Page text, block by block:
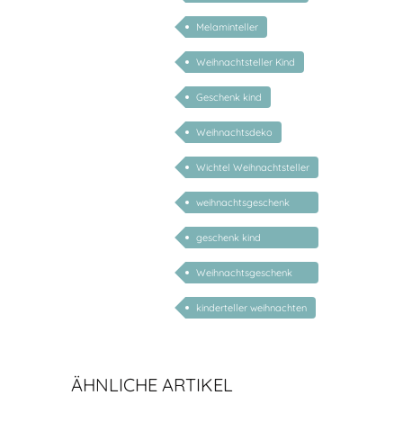
Melaminteller
Weihnachtsteller Kind
Geschenk kind
Weihnachtsdeko
Wichtel Weihnachtsteller
weihnachtsgeschenk
kind personalisiert
geschenk kind
personalisiert
Weihnachtsgeschenk
Kind
kinderteller weihnachten
ÄHNLICHE ARTIKEL